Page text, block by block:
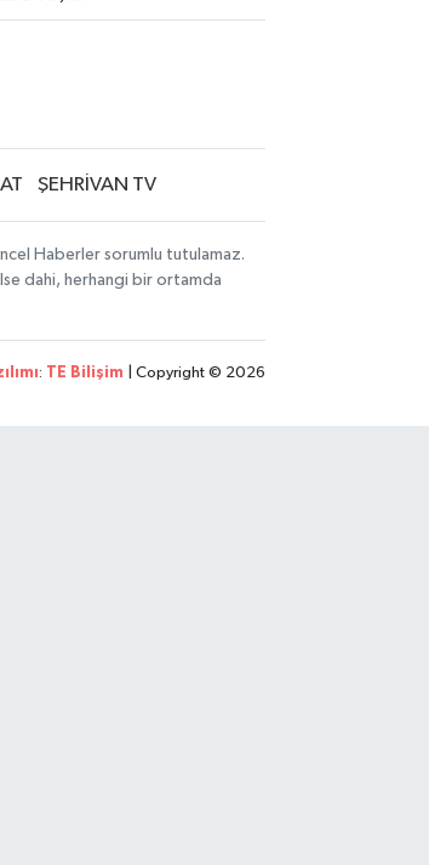
ŞEHRİVAN TV
Haberler sorumlu tutulamaz.
dahi, herhangi bir ortamda
: TE Bilişim | Copyright © 2026